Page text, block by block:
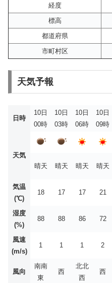
経度
標高
都道府県
市町村区
天気予報
日時
10日
00時
10日
03時
10日
06時
10日
09時
天気
晴天
晴天 晴天 晴天
気温
(℃)
18 17 17 21
湿度
(%)
88 88 86 72
風速
(m/s)
1 1 1 2
風向
南南
東
西
北北
西
西